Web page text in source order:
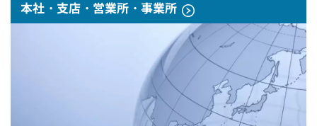
本社・支店・営業所・事業所